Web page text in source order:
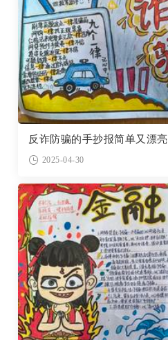
反诈防骗的手抄报简单又漂亮
2025-04-30